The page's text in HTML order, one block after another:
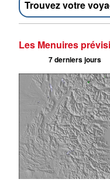
Trouvez votre
Les Menuires
7 derniers jours